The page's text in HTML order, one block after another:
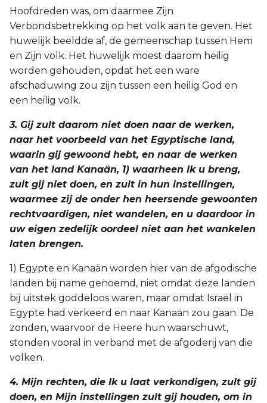
Hoofdreden was, om daarmee Zijn
Verbondsbetrekking op het volk aan te geven. Het
huwelijk beeldde af, de gemeenschap tussen Hem
en Zijn volk. Het huwelijk moest daarom heilig
worden gehouden, opdat het een ware
afschaduwing zou zijn tussen een heilig God en
een heilig volk.
3. Gij zult daarom niet doen naar de werken,
naar het voorbeeld van het Egyptische land,
waarin gij gewoond hebt, en naar de werken
van het land Kanaän, 1) waarheen Ik u breng,
zult gij niet doen, en zult in hun instellingen,
waarmee zij de onder hen heersende gewoonten
rechtvaardigen, niet wandelen, en u daardoor in
uw eigen zedelijk oordeel niet aan het wankelen
laten brengen.
1) Egypte en Kanaän worden hier van de afgodische
landen bij name genoemd, niet omdat deze landen
bij uitstek goddeloos waren, maar omdat Israël in
Egypte had verkeerd en naar Kanaän zou gaan. De
zonden, waarvoor de Heere hun waarschuwt,
stonden vooral in verband met de afgoderij van die
volken.
4. Mijn rechten, die Ik u laat verkondigen, zult gij
doen, en Mijn instellingen zult gij houden, om in